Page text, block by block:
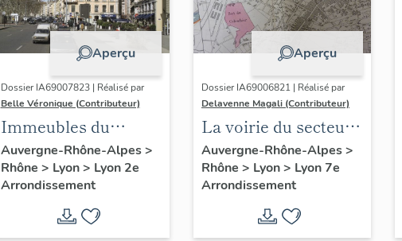
Aperçu
Dossier IA69007823 | Réalisé par
Belle Véronique (Contributeur)
Immeubles du
secteur des Jacobins
Auvergne-Rhône-Alpes>
Rhône > Lyon> Lyon 2e
Arrondissement
Aperçu
Dossier IA69006821 | Réalisé par
Delavenne Magali (Contributeur)
La voirie du secteur
d'étude "Saint-
André" (Lyon 7e)
Auvergne-Rhône-Alpes>
Rhône > Lyon> Lyon 7e
Arrondissement